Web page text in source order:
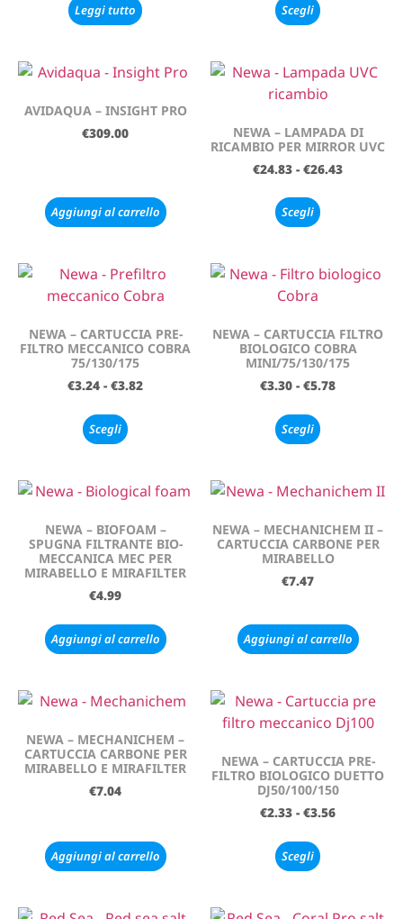
Leggi tutto Scegli
AVIDAQUA – INSIGHT PRO
€309.00
Aggiungi al carrello
NEWA – LAMPADA DI
RICAMBIO PER MIRROR UVC
€24.83 - €26.43
Scegli
NEWA – CARTUCCIA PRE-
FILTRO MECCANICO COBRA
75/130/175
€3.24 - €3.82
Scegli
NEWA – CARTUCCIA FILTRO
BIOLOGICO COBRA
MINI/75/130/175
€3.30 - €5.78
Scegli
NEWA – BIOFOAM –
SPUGNA FILTRANTE BIO-
MECCANICA MEC PER
MIRABELLO E MIRAFILTER
€4.99
Aggiungi al carrello
NEWA – MECHANICHEM II –
CARTUCCIA CARBONE PER
MIRABELLO
€7.47
Aggiungi al carrello
NEWA – MECHANICHEM –
CARTUCCIA CARBONE PER
MIRABELLO E MIRAFILTER
€7.04
Aggiungi al carrello
NEWA – CARTUCCIA PRE-
FILTRO BIOLOGICO DUETTO
DJ50/100/150
€2.33 - €3.56
Scegli